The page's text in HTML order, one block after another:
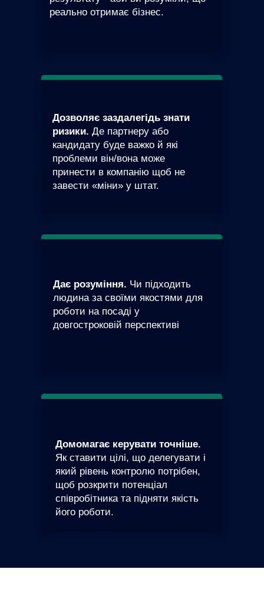
реально отримає бізнес.
Дозволяє заздалегідь знати
ризики. Де партнеру або
кандидату буде важко й які
проблеми він/вона може
принести в компанію щоб не
завести «міни» у штат.
Дає розуміння. Чи підходить
людина за своїми якостями для
роботи на посаді у
довгостроковій перспективі
Домомагає керувати точніше.
Як ставити цілі, що делегувати і
який рівень контролю потрібен,
щоб розкрити потенціал
співробітника та підняти якість
його роботи.